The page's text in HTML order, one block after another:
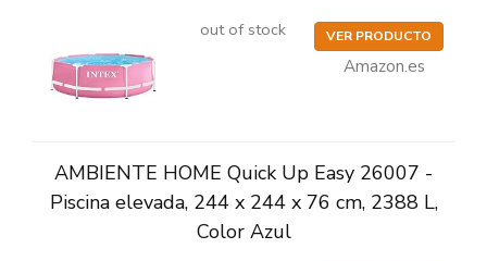
out of stock VER PRODUCTO
Amazon.es
AMBIENTE HOME Quick Up Easy 26007 -
Piscina elevada, 244 x 244 x 76 cm, 2388 L,
Color Azul